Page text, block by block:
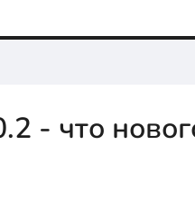
- что